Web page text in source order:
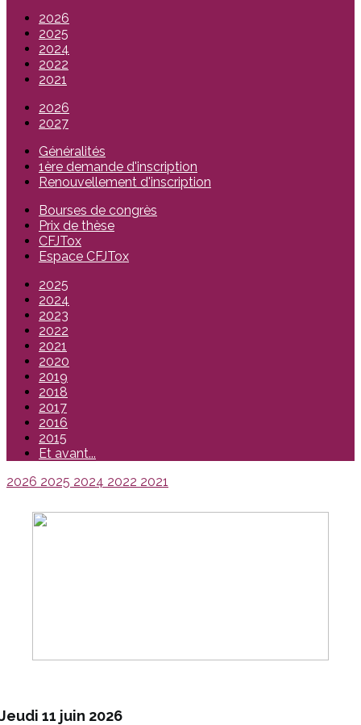
2026
2025
2024
2022
2021
2026
2027
Généralités
1ère demande d'inscription
Renouvellement d'inscription
Bourses de congrès
Prix de thèse
CFJTox
Espace CFJTox
2025
2024
2023
2022
2021
2020
2019
2018
2017
2016
2015
Et avant...
2026 2025 2024 2022 2021
11 juin 2026